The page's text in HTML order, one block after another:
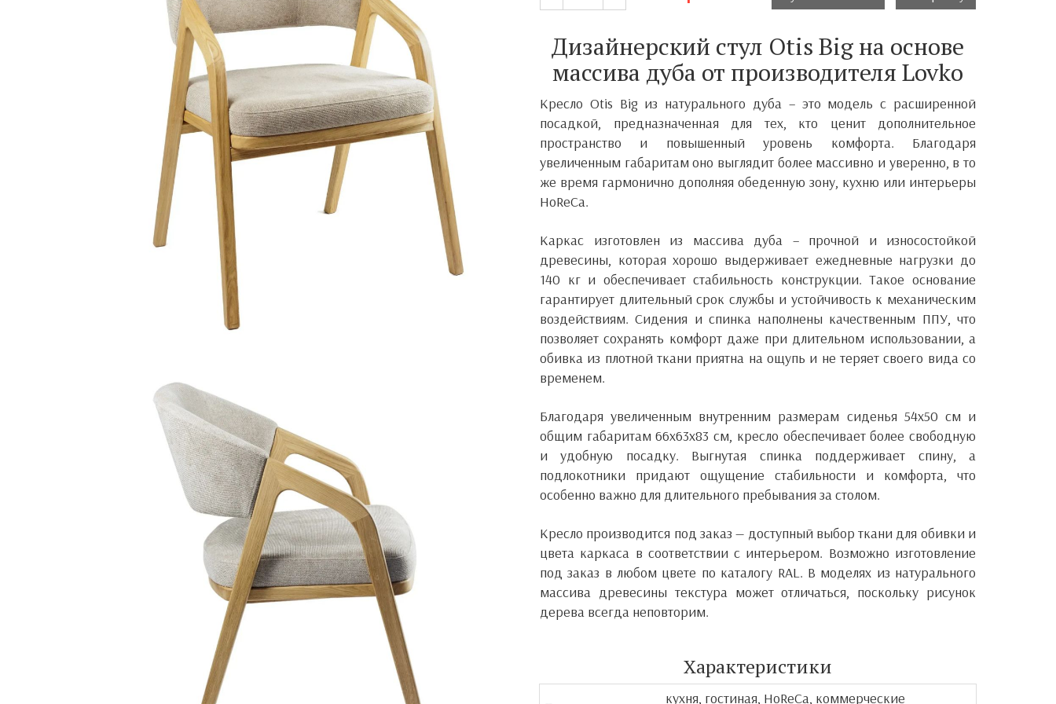
Дизайнерский стул Otis Big на основе
массива дуба от производителя Lovko
Кресло Otis Big из натурального дуба – это модель с расширенной
посадкой, предназначенная для тех, кто ценит дополнительное
пространство и повышенный уровень комфорта. Благодаря
увеличенным габаритам оно выглядит более массивно и уверенно, в то
же время гармонично дополняя обеденную зону, кухню или интерьеры
HoReCa.
Каркас изготовлен из массива дуба – прочной и износостойкой
древесины, которая хорошо выдерживает ежедневные нагрузки до
140 кг и обеспечивает стабильность конструкции. Такое основание
гарантирует длительный срок службы и устойчивость к механическим
воздействиям. Сидения и спинка наполнены качественным ППУ, что
позволяет сохранять комфорт даже при длительном использовании, а
обивка из плотной ткани приятна на ощупь и не теряет своего вида со
временем.
Благодаря увеличенным внутренним размерам сиденья 54х50 см и
общим габаритам 66х63х83 см, кресло обеспечивает более свободную
и удобную посадку. Выгнутая спинка поддерживает спину, а
подлокотники придают ощущение стабильности и комфорта, что
особенно важно для длительного пребывания за столом.
Кресло производится под заказ — доступный выбор ткани для обивки и
цвета каркаса в соответствии с интерьером. Возможно изготовление
под заказ в любом цвете по каталогу RAL. В моделях из натурального
массива древесины текстура может отличаться, поскольку рисунок
дерева всегда неповторим.
Характеристики
кухня, гостиная, HoReCa, коммерческие